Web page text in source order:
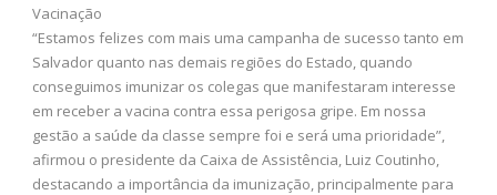
Vacinação
“Estamos felizes com mais uma campanha de sucesso tanto em
Salvador quanto nas demais regiões do Estado, quando
conseguimos imunizar os colegas que manifestaram interesse
em receber a vacina contra essa perigosa gripe. Em nossa
gestão a saúde da classe sempre foi e será uma prioridade”,
afirmou o presidente da Caixa de Assistência, Luiz Coutinho,
destacando a importância da imunização, principalmente para